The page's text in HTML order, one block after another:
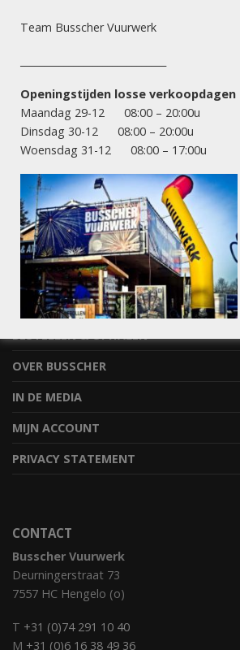
VUURWERK HENGELO
betrouwbaar vuurwerk!
Vuurwerkverkoopdagen 2025:
dinsdag 30 december
8.00
woensdag 31 december
8.00
INFORMATIE
STEL JE VRAAG
BESTELLEN & OPHALEN
OVER BUSSCHER
IN DE MEDIA
MIJN ACCOUNT
PRIVACY STATEMENT
CONTACT
Busscher Vuurwerk
Deurningerstraat 73
7557 HC Hengelo (o)
T +31 (0)74 291 10 40
M +31 (0)6 16 38 49 36
Team Busscher Vuurwerk
Openingstijden losse verkoopdagen
Maandag 29-12 08:00 – 20:00u
Dinsdag 30-12 08:00 – 20:00u
Woensdag 31-12 08:00 – 17:00u